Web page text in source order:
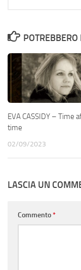
EVA CASSIDY – Time
time
02/09/2023
LASCIA UN
Commento*